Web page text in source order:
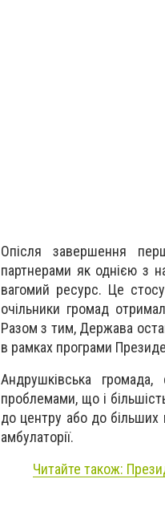
Опісля завершення
партнерами як однією з
вагомий ресурс. Це
очільники громад
Разом з тим, Держава
в рамках програми
Андрушківська
проблемами, що і
до центру або до більших
амбулаторії.
Читайте також: